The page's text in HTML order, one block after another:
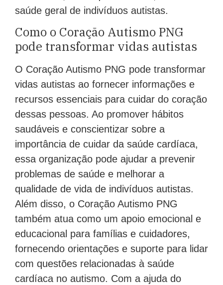
saúde geral de indivíduos autistas.
Como o Coração Autismo PNG
pode transformar vidas autistas
O Coração Autismo PNG pode transformar
vidas autistas ao fornecer informações e
recursos essenciais para cuidar do coração
dessas pessoas. Ao promover hábitos
saudáveis e conscientizar sobre a
importância de cuidar da saúde cardíaca,
essa organização pode ajudar a prevenir
problemas de saúde e melhorar a
qualidade de vida de indivíduos autistas.
Além disso, o Coração Autismo PNG
também atua como um apoio emocional e
educacional para famílias e cuidadores,
fornecendo orientações e suporte para lidar
com questões relacionadas à saúde
cardíaca no autismo. Com a ajuda do